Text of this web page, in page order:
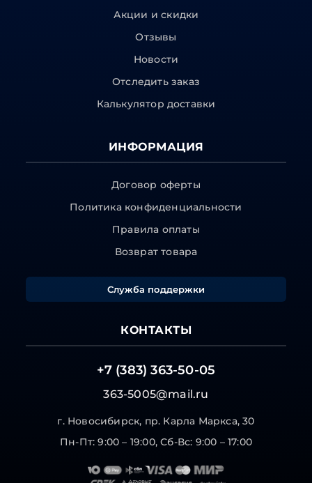
Акции и скидки
Отзывы
Новости
Отследить заказ
Калькулятор доставки
ИНФОРМАЦИЯ
Договор оферты
Политика конфиденциальности
Правила оплаты
Возврат товара
Служба поддержки
КОНТАКТЫ
+7 (383) 363-50-05
363-5005@mail.ru
г. Новосибирск, пр. Карла Маркса, 30
Пн-Пт: 9:00 – 19:00, Сб-Вс: 9:00 – 17:00